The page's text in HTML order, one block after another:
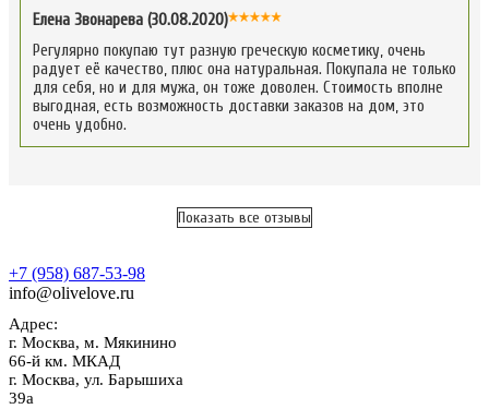
Елена Звонарева (30.08.2020)
Регулярно покупаю тут разную греческую косметику, очень
радует её качество, плюс она натуральная. Покупала не только
для себя, но и для мужа, он тоже доволен. Стоимость вполне
выгодная, есть возможность доставки заказов на дом, это
очень удобно.
Показать все отзывы
+7 (958) 687-53-98
info@olivelove.ru
Адрес:
г. Москва, м. Мякинино
66-й км. МКАД
г. Москва, ул. Барышиха
39а